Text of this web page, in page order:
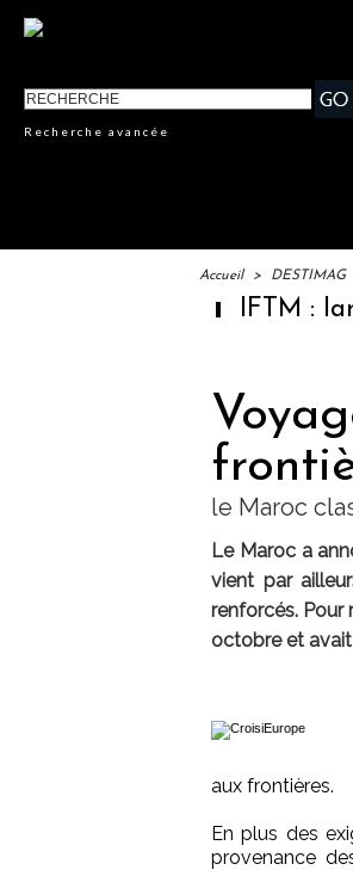
Recherche avancée
Accueil > DESTIMAG
IFTM :
le Maroc
Le Maroc a
vient par
renforcés. Pour
octobre et avait
aux frontières.
En plus des
provenance